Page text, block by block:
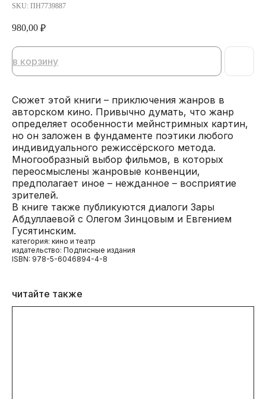
SKU: ПН7739887
980,00 ₽
в корзину
Сюжет этой книги – приключения жанров в
авторском кино. Привычно думать, что жанр
определяет особенности мейнстримных картин,
но он заложен в фундаменте поэтики любого
индивидуального режиссёрского метода.
Многообразный выбор фильмов, в которых
переосмыслены жанровые конвенции,
предполагает иное – нежданное – восприятие
зрителей.
В книге также публикуются диалоги Зары
Абдуллаевой с Олегом Зинцовым и Евгением
Гусятинским.
категория: кино и театр
издательство: Подписные издания
ISBN: 978-5-6046894-4-8
читайте также